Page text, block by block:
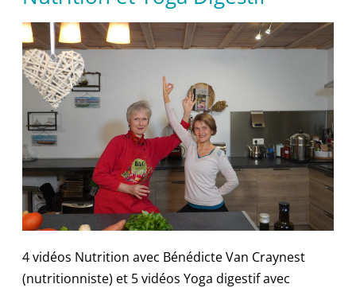
4 vidéos Nutrition avec Bénédicte Van Craynest
(nutritionniste) et 5 vidéos Yoga digestif avec